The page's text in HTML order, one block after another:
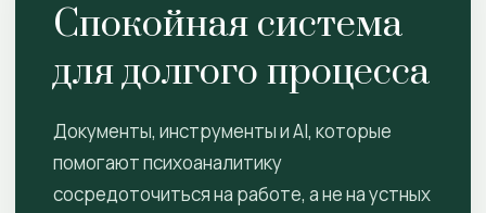
Спокойная система
для долгого процесса
Документы, инструменты и AI, которые
помогают психоаналитику
сосредоточиться на работе, а не на устных